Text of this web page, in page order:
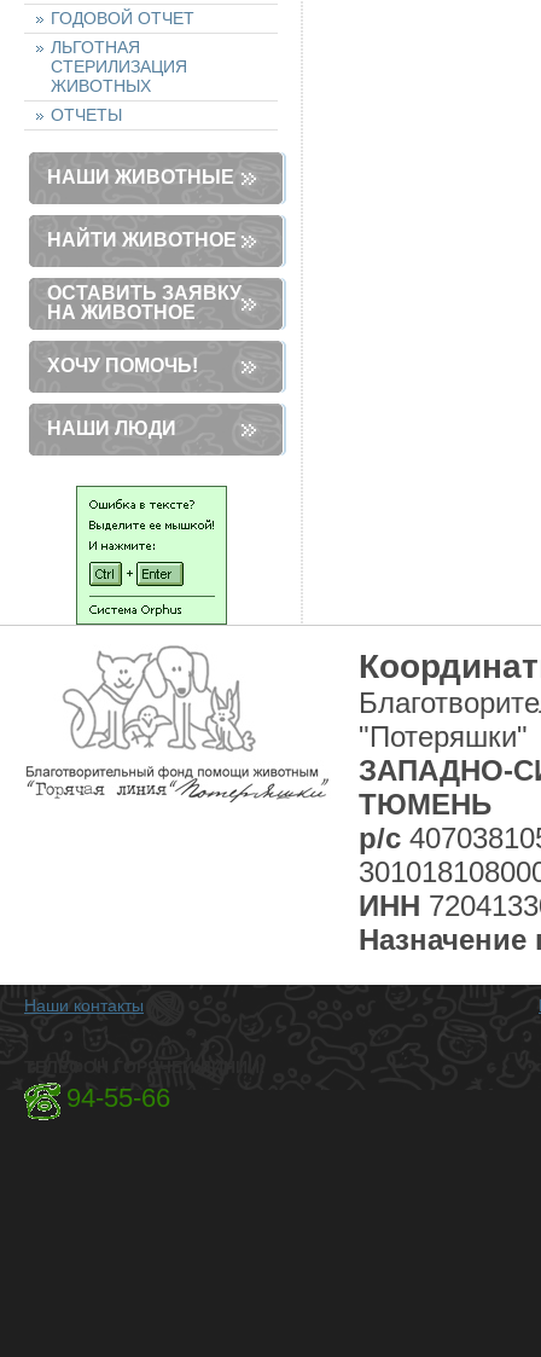
ГОДОВОЙ ОТЧЕТ
ЛЬГОТНАЯ
СТЕРИЛИЗАЦИЯ
ЖИВОТНЫХ
ОТЧЕТЫ
НАШИ ЖИВОТНЫЕ
НАЙТИ ЖИВОТНОЕ
ОСТАВИТЬ ЗАЯВКУ
НА ЖИВОТНОЕ
ХОЧУ ПОМОЧЬ!
НАШИ ЛЮДИ
"Потеряшки"
ЗАПАДНО-
ТЮМЕНЬ
р/с
ИНН
Назначение
Наши контакты
94-55-66